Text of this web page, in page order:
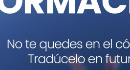
redundante propio de las
editingpara sustituir un ARNt
sup-tRNA optimizado